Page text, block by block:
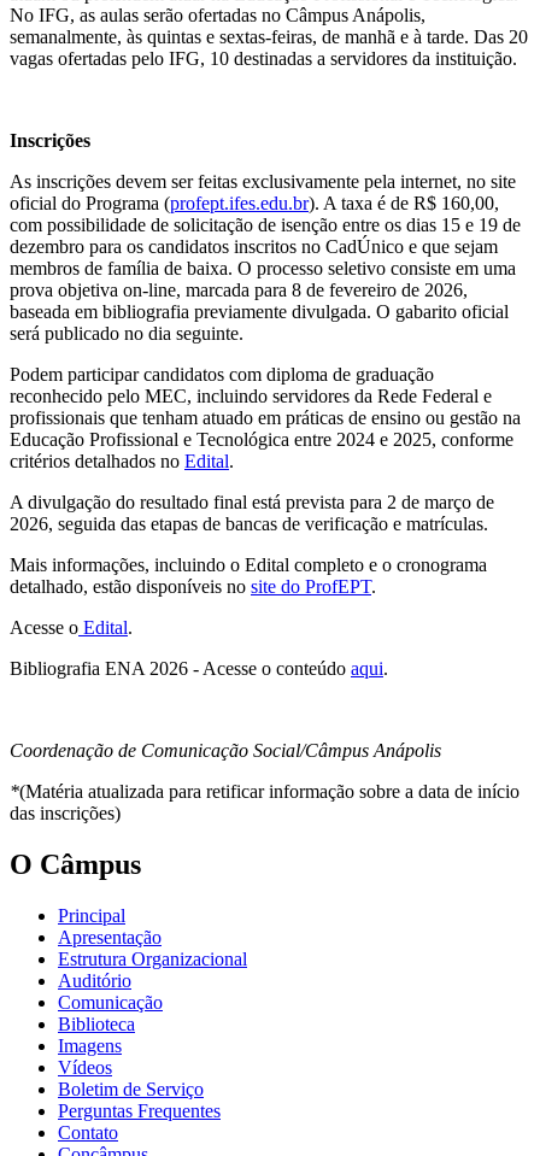
No IFG, as aulas serão ofertadas no Câmpus Anápolis,
semanalmente, às quintas e sextas-feiras, de manhã e à tarde. Das 20
vagas ofertadas pelo IFG, 10 destinadas a servidores da instituição.
Inscrições
As inscrições devem ser feitas exclusivamente pela internet, no site
oficial do Programa (profept.ifes.edu.br). A taxa é de R$ 160,00,
com possibilidade de solicitação de isenção entre os dias 15 e 19 de
dezembro para os candidatos inscritos no CadÚnico e que sejam
membros de família de baixa. O processo seletivo consiste em uma
prova objetiva on-line, marcada para 8 de fevereiro de 2026,
baseada em bibliografia previamente divulgada. O gabarito oficial
será publicado no dia seguinte.
Podem participar candidatos com diploma de graduação
reconhecido pelo MEC, incluindo servidores da Rede Federal e
profissionais que tenham atuado em práticas de ensino ou gestão na
Educação Profissional e Tecnológica entre 2024 e 2025, conforme
critérios detalhados no Edital.
A divulgação do resultado final está prevista para 2 de março de
2026, seguida das etapas de bancas de verificação e matrículas.
Mais informações, incluindo o Edital completo e o cronograma
detalhado, estão disponíveis no site do ProfEPT.
Acesse o Edital.
Bibliografia ENA 2026 - Acesse o conteúdo aqui.
Coordenação de Comunicação Social/Câmpus Anápolis
*(Matéria atualizada para retificar informação sobre a data de início
das inscrições)
O Câmpus
Principal
Apresentação
Estrutura Organizacional
Auditório
Comunicação
Biblioteca
Imagens
Vídeos
Boletim de Serviço
Perguntas Frequentes
Contato